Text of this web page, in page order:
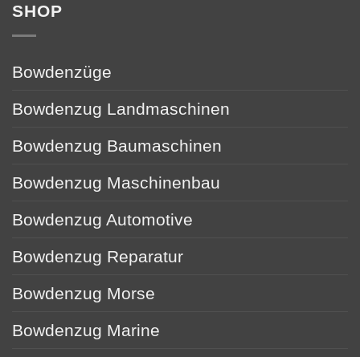
SHOP
Bowdenzüge
Bowdenzug Landmaschinen
Bowdenzug Baumaschinen
Bowdenzug Maschinenbau
Bowdenzug Automotive
Bowdenzug Reparatur
Bowdenzug Morse
Bowdenzug Marine